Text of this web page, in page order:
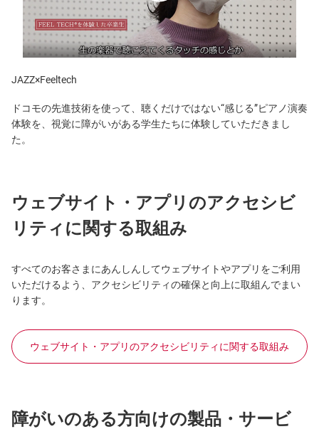
JAZZ×Feeltech
ドコモの先進技術を使って、聴くだけではない“感じる”ピアノ演奏
体験を、視覚に障がいがある学生たちに体験していただきまし
た。
ウェブサイト・アプリのアクセシビ
リティに関する取組み
すべてのお客さまにあんしんしてウェブサイトやアプリをご利用
いただけるよう、アクセシビリティの確保と向上に取組んでまい
ります。
ウェブサイト・アプリのアクセシビリティに関する取組み
障がいのある方向けの製品・サービ